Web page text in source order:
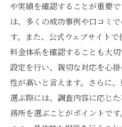
や実績を確認することが重要
は、多くの成功事例や口コミ
す。また、公式ウェブサイト
料金体系を確認することも大
設定を行い、親切な対応を心
性が高いと言えます。さらに
選ぶ際には、調査内容に応じ
務所を選ぶことがポイントで